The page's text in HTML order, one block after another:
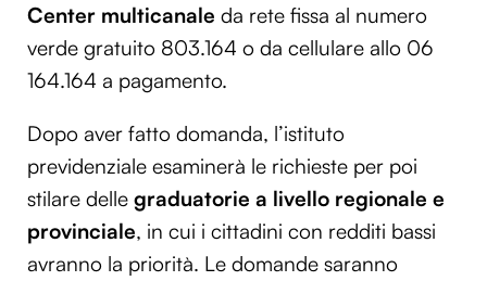
Center multicanale da rete fissa al numero
verde gratuito 803.164 o da cellulare allo 06
164.164‍ a pagamento.
Dopo aver fatto domanda, l’istituto
previdenziale esaminerà le richieste per poi
stilare delle graduatorie a livello regionale e
provinciale, in cui i cittadini con redditi bassi
avranno la priorità. Le domande saranno